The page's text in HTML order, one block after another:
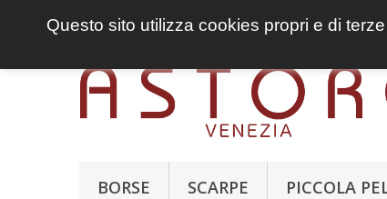
BORSE SCARPE PICCOLA
Questo sito utilizza cookies propri e di